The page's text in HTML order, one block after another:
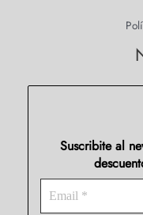
Suscribite al